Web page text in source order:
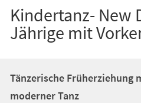
Kindertanz- New
Jährige mit
Tänzerische Früherziehung
moderner Tanz